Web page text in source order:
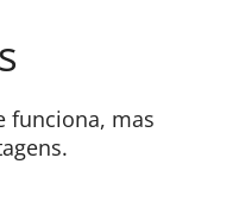
funciona, mas